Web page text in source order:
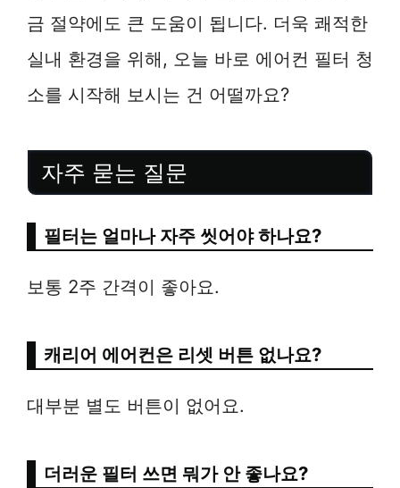
금 절약에도 큰 도움이 됩니다. 더욱 쾌적한
실내 환경을 위해, 오늘 바로 에어컨 필터 청
소를 시작해 보시는 건 어떨까요?
자주 묻는 질문
필터는 얼마나 자주 씻어야 하나요?
보통 2주 간격이 좋아요.
캐리어 에어컨은 리셋 버튼 없나요?
대부분 별도 버튼이 없어요.
더러운 필터 쓰면 뭐가 안 좋나요?